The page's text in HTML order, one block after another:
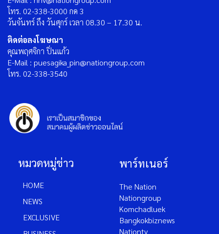
โทร. 02-338-3000 กด 3
วันจันทร์ ถึง วันศุกร์ เวลา 08.30 – 17.30 น.
ติดต่อลงโฆษณา
คุณพฤศจิกา ปิ่นแก้ว
E-Mail : puesagika_pin@nationgroup.com
โทร. 02-338-3540
หมวดหมู่ข่าว
HOME
NEWS
EXCLUSIVE
พาร์ทเนอร์
The Nation
Nationgroup
Komchadluek
Bangkokbiznews
Nationtv